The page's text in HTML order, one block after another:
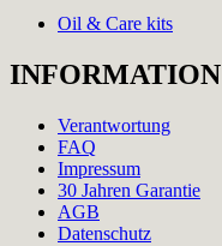
Oil & Care kits
INFORMATION
Verantwortung
FAQ
Impressum
30 Jahren Garantie
AGB
Datenschutz